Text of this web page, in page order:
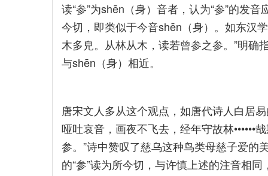
读“参”为shēn（身）音者，认为“参”的发
今切，即类似于今音shēn（身）。如东汉
木多皃。从林从木，读若曾参之参。”明确
与shēn（身）相近。
唐宋文人多从这个观点，如唐代诗人白居
哑吐哀音，画夜不飞去，经年守故林
参。”诗中赞叹了慈乌这种鸟类母慈子爱的
的“参”读为所今切，与许慎上述的注音相